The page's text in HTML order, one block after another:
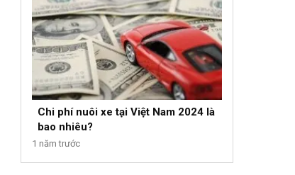
Chi phí nuôi xe tại Việt Nam 2024 là
bao nhiêu?
1 năm trước